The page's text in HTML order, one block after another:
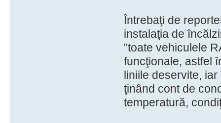
Întrebaţi de
instalaţia de
"toate vehiculele
funcţionale, astfel
liniile deservite,
ţinând cont de
temperatură,